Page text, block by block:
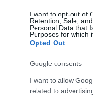
I want to opt-out of
Retention, Sale,
Personal Data that
Purposes for which
Opted Out
Google consents
I want to allow
related to
Népszerű